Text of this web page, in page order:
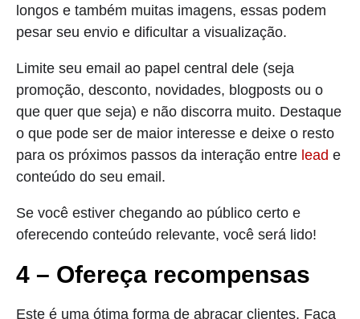
longos e também muitas imagens, essas podem
pesar seu envio e dificultar a visualização.
Limite seu email ao papel central dele (seja
promoção, desconto, novidades, blogposts ou o
que quer que seja) e não discorra muito. Destaque
o que pode ser de maior interesse e deixe o resto
para os próximos passos da interação entre lead e
conteúdo do seu email.
Se você estiver chegando ao público certo e
oferecendo conteúdo relevante, você será lido!
4 – Ofereça recompensas
Este é uma ótima forma de abraçar clientes. Faça